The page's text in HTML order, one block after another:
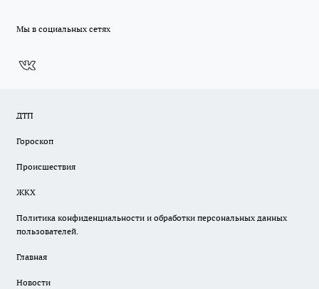
Мы в социальных сетях
ДТП
Гороскоп
Происшествия
ЖКХ
Политика конфиденциальности и обработки персональных данных
пользователей.
Главная
Новости